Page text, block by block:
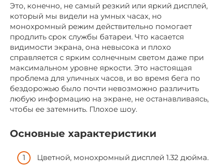
Это, конечно, не самый резкий или яркий дисплей,
который мы видели на умных часах, но
монохромный режим действительно помогает
продлить срок службы батареи. Что касается
видимости экрана, она невысока и плохо
справляется с ярким солнечным светом даже при
максимальном уровне яркости. Это настоящая
проблема для уличных часов, и во время бега по
бездорожью было почти невозможно различить
любую информацию на экране, не останавливаясь,
чтобы ее затемнить. Плохое шоу.
Основные характеристики
Цветной, монохромный дисплей 1.32 дюйма.